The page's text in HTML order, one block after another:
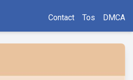
Contact Tos DMCA